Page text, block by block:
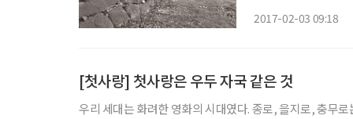
2017-02-03 09:18
[첫사랑] 첫사랑은 우두 자국 같은 것
우리 세대는 화려한 영화의 시대였다. 종로, 을지로, 충무